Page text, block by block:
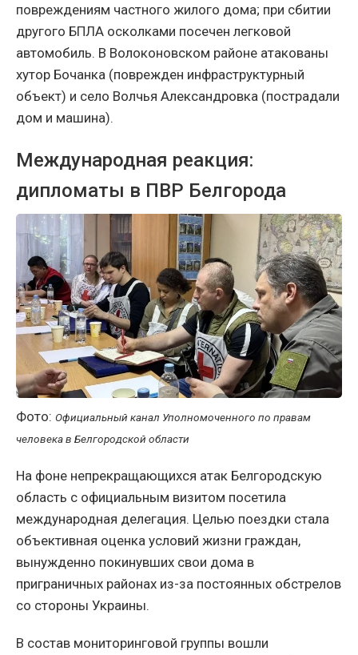
повреждениям частного жилого дома; при сбитии
другого БПЛА осколками посечен легковой
автомобиль. В Волоконовском районе атакованы
хутор Бочанка (поврежден инфраструктурный
объект) и село Волчья Александровка (пострадали
дом и машина).
Международная реакция:
дипломаты в ПВР Белгорода
Фото: Официальный канал Уполномоченного по правам
человека в Белгородской области
На фоне непрекращающихся атак Белгородскую
область с официальным визитом посетила
международная делегация. Целью поездки стала
объективная оценка условий жизни граждан,
вынужденно покинувших свои дома в
приграничных районах из-за постоянных обстрелов
со стороны Украины.
В состав мониторинговой группы вошли